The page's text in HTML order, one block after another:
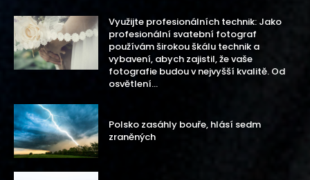
Využijte profesionálních technik: Jako
profesionální svatební fotograf
používám širokou škálu technik a
vybavení, abych zajistil, že vaše
fotografie budou v nejvyšší kvalitě. Od
osvětlení...
Polsko zasáhly bouře, hlásí sedm
zraněných